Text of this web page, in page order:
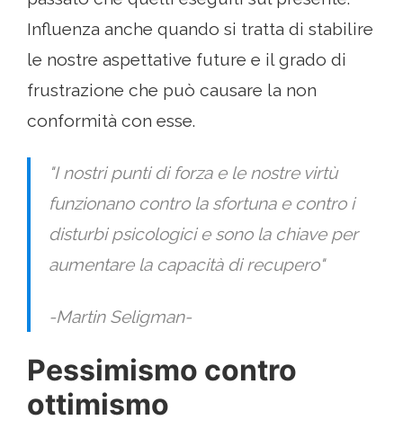
Influenza anche quando si tratta di stabilire
le nostre aspettative future e il grado di
frustrazione che può causare la non
conformità con esse.
"I nostri punti di forza e le nostre virtù
funzionano contro la sfortuna e contro i
disturbi psicologici e sono la chiave per
aumentare la capacità di recupero"
-Martin Seligman-
Pessimismo contro
ottimismo